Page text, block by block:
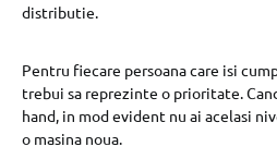
distributie.
Pentru fiecare persoana care isi
trebui sa reprezinte o prioritate.
hand, in mod evident nu ai acelasi
o masina noua.